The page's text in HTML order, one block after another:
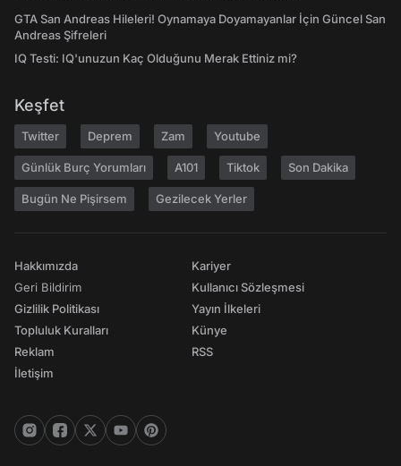
GTA San Andreas Hileleri! Oynamaya Doyamayanlar İçin Güncel San
Andreas Şifreleri
IQ Testi: IQ'unuzun Kaç Olduğunu Merak Ettiniz mi?
Keşfet
Twitter Deprem Zam Youtube
Günlük Burç Yorumları A101 Tiktok Son Dakika
Bugün Ne Pişirsem Gezilecek Yerler
Hakkımızda
Geri Bildirim
Gizlilik Politikası
Topluluk Kuralları
Reklam
İletişim
Kariyer
Kullanıcı Sözleşmesi
Yayın İlkeleri
Künye
RSS